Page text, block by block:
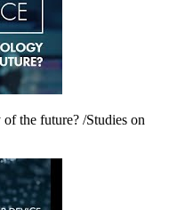
the future? /Studies on